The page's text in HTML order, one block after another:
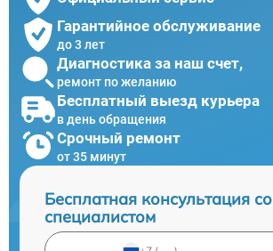
Гарантийное обслуживание
до 3 лет
Диагностика за наш счет,
ремонт по желанию
Бесплатный выезд курьера
в день обращения
Срочный ремонт
от 35 минут
Бесплатная консультация со
специалистом